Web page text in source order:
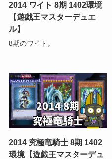
2014 ワイト 8期 1402環境
【遊戯王マスターデュエ
ル】
8期のワイト。
2014 究極竜騎士 8期 1402
環境【遊戯王マスターデュ